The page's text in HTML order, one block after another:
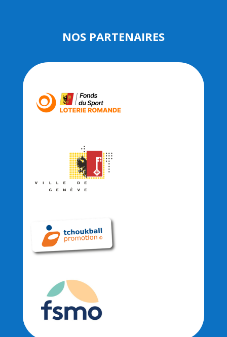
NOS PARTENAIRES